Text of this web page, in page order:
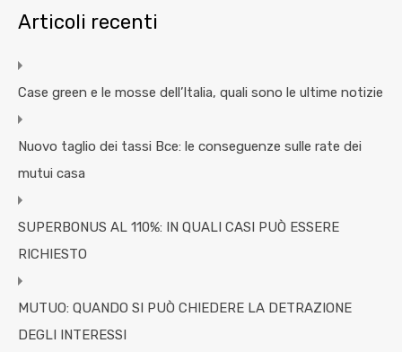
Articoli recenti
Case green e le mosse dell’Italia, quali sono le ultime notizie
Nuovo taglio dei tassi Bce: le conseguenze sulle rate dei
mutui casa
SUPERBONUS AL 110%: IN QUALI CASI PUÒ ESSERE
RICHIESTO
MUTUO: QUANDO SI PUÒ CHIEDERE LA DETRAZIONE
DEGLI INTERESSI